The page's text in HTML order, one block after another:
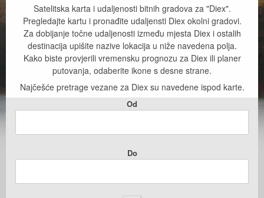
Satelitska karta i udaljenosti bitnih gradova za "Diex".
Pregledajte kartu i pronađite udaljensti Diex okolni gradovi.
Za dobijanje točne udaljenosti između mjesta Diex i ostalih
destinacija upišite nazive lokacija u niže navedena polja.
Kako biste provjerili vremensku prognozu za Diex ili planer
putovanja, odaberite ikone s desne strane.
Najčešće pretrage vezane za Diex su navedene ispod karte.
Od
Do